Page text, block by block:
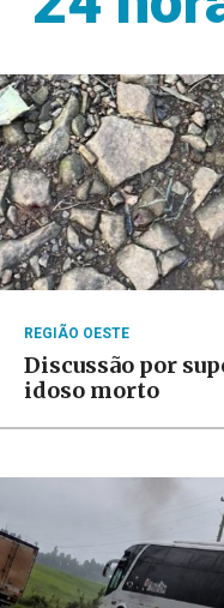
REGIÃO OESTE
Discussão por
idoso morto